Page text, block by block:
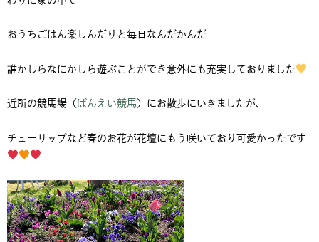
おうちごはん楽しんだりと毎日なんだかんだ
誰かしらなにかしら遊ぶことができ意外にも充実しておりました
近所の競馬場（ばんえい競馬）にお散歩にいきましたが、
チューリップなど春のお花が花壇にもう咲いており可愛かったです